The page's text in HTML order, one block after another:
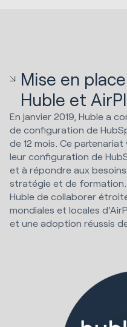
Mise en
Huble et
En janvier 2019, Huble a
de configuration de
de 12 mois. Ce
leur configuration de
et à répondre aux
stratégie et de
Huble de collaborer
mondiales et locales
et une adoption réussis